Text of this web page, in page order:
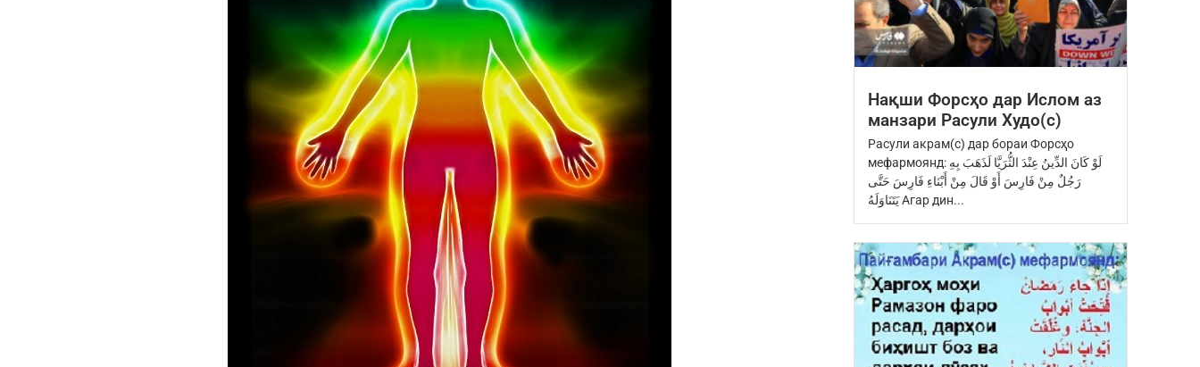
Нақши Форсҳо дар Ислом аз
манзари Расули Худо(с)
Расули акрам(с) дар бораи Форсҳо
мефармоянд: ‏لَوْ كَانَ الدِّينُ عِنْدَ ‏الثُّرَيَّا‏ ‏لَذَهَبَ بِهِ
رَجُلٌ مِنْ فَارِسَ ‏أَوْ قَالَ مِنْ أَبْنَاءِ فَارِسَ ‏حَتَّى
يَتَنَاوَلَهُ Агар дин...